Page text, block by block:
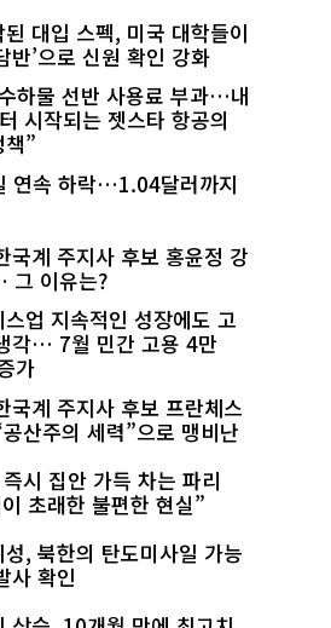
대입 스펙, 미국 대학들이
반’으로 신원 확인 강화
하물 선반 사용료 부과…내
시작되는 젯스타 항공의
”
연속 하락…1.04달러까지
국계 주지사 후보 홍윤정 강
그 이유는?
업 지속적인 성장에도 고
각… 7월 민간 고용 4만
가
국계 주지사 후보 프란체스
산주의 세력”으로 맹비난
시 집안 가득 차는 파리
초래한 불편한 현실”
, 북한의 탄도미사일 가능
사 확인